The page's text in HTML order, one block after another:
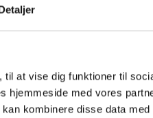
at vise dig funktioner til
med vores
kombinere disse data
Jødeskæg
Familie
Navn
stolonifera